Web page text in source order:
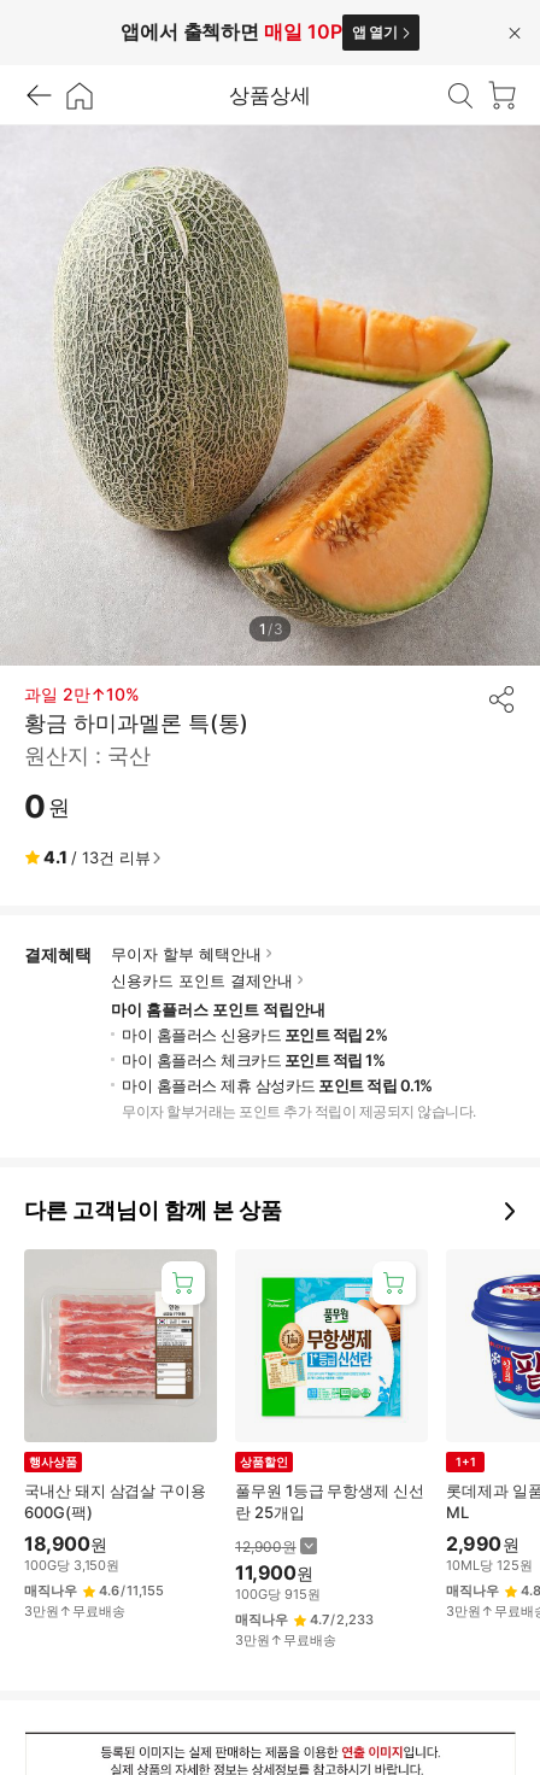
앱에서 출첵하면 매일 10P 앱 열기
닫
상품상세
1/3
과일 2만↑10%
황금 하미과멜론 특(통)
원산지 : 국산
0원
4.1 / 13건 리뷰
공
결제혜택
무이자 할부 혜택안내
신용카드 포인트 결제안내
마이 홈플러스 포인트 적립안내
마이 홈플러스 신용카드 포인트 적립 2%
마이 홈플러스 체크카드 포인트 적립 1%
마이 홈플러스 제휴 삼성카드 포인트 적립 0.1%
무이자 할부거래는 포인트 추가 적립이 제공되지 않습니다.
다른 고객님이 함께 본 상품
국내산 돼지 삼겹살 구이용
600G(팩)
행사상품
18,900원
100G당 3,150원
매직나우
4.6/11,155
3만원↑무료배송
풀무원 1등급 무항생제 신선
란 25개입
상품할인
12,900원
11,900원
100G당 915원
매직나우
4.7/2,233
3만원↑무료배송
롯데제과 일
ML
1+1
2,990원
10ML당 125원
매직나우
4.8
3만원↑무료배